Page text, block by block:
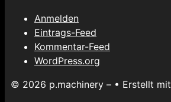
Anmelden
Eintrags-Feed
Kommentar-Feed
WordPress.org
© 2026 p.machinery – • Erstellt mit